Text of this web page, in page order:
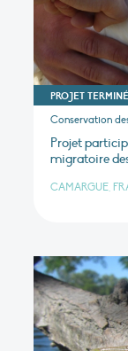
PROJET TERMINÉ
Conservation
Projet
migratoire
CAMARGUE,